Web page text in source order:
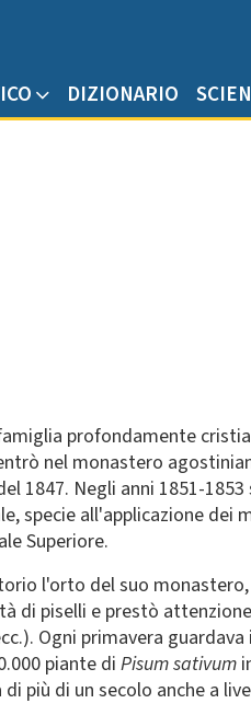
DIZIONARIO
profondamente
nel monastero
Negli anni 1851-
specie all'applicazione dei
Superiore.
l'orto del suo
di piselli e prestò
Ogni primavera
piante di Pisum sativum
più di un secolo anche a